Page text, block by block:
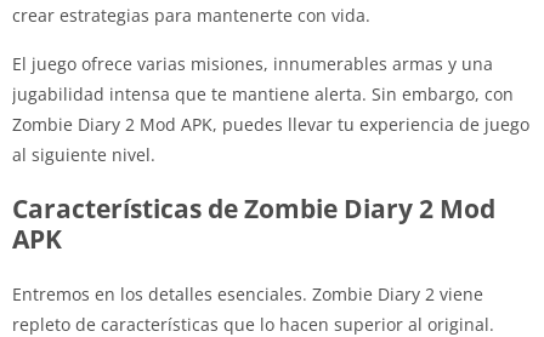
crear estrategias para mantenerte con vida.
El juego ofrece varias misiones, innumerables armas y una
jugabilidad intensa que te mantiene alerta. Sin embargo, con
Zombie Diary 2 Mod APK, puedes llevar tu experiencia de juego
al siguiente nivel.
Características de Zombie Diary 2 Mod
APK
Entremos en los detalles esenciales. Zombie Diary 2 viene
repleto de características que lo hacen superior al original.